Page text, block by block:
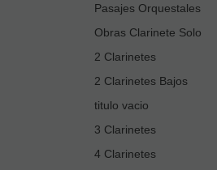
Pasajes Orquestales
Obras Clarinete Solo
2 Clarinetes
2 Clarinetes Bajos
titulo vacio
3 Clarinetes
4 Clarinetes